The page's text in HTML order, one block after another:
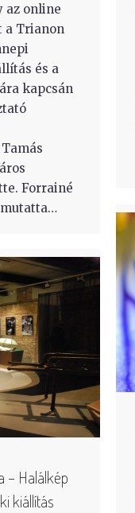
az online
a Trianon
és a
kapcsán
Forrainé
– Halálkép
kiállítás